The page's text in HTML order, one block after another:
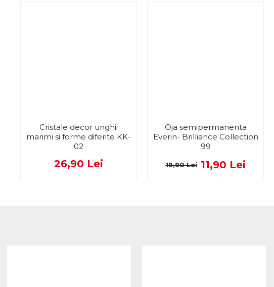
Cristale decor unghii
marimi si forme diferite KK-
02
26,90 Lei
Oja semipermanenta
Everin- Brilliance Collection
99
11,90 Lei
19,90 Lei